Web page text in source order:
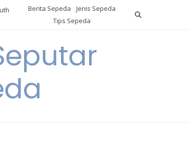
Berita Sepeda
Jenis Sepeda
Tips Sepeda